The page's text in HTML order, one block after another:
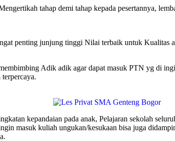
tahap demi tahap kepada pesertannya,
penting junjung tinggi Nilai terbaik untuk Kualitas
Adik adik agar dapat masuk PTN yg di
kepandaian pada anak, Pelajaran sekolah
masuk kuliah ungukan/kesukaan bisa juga